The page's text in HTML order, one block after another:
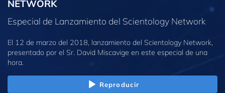
NETWORK
Especial de Lanzamiento del Scientology Network
El 12 de marzo del 2018, lanzamiento del Scientology Network,
presentado por el Sr. David Miscavige en este especial de una
hora.
Reproducir